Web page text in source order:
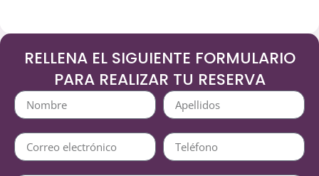
RELLENA EL SIGUIENTE FORMULARIO
PARA REALIZAR TU RESERVA